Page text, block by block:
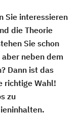
Sie interessieren
die Theorie
Sie schon
neben dem
Dann ist das
richtige Wahl!
zu